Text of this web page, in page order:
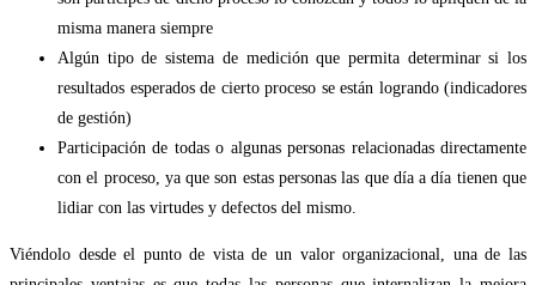
misma manera siempre
Algún tipo de sistema de medición que permita determinar si los
resultados esperados de cierto proceso se están logrando (indicadores
de gestión)
Participación de todas o algunas personas relacionadas directamente
con el proceso, ya que son estas personas las que día a día tienen que
lidiar con las virtudes y defectos del mismo.
Viéndolo desde el punto de vista de un valor organizacional, una de las